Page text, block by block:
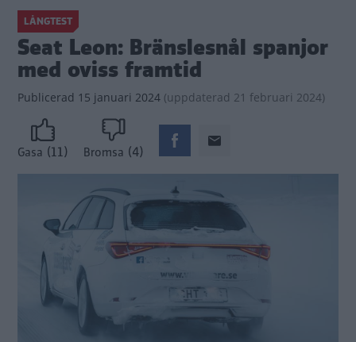
LÅNGTEST
Seat Leon: Bränslesnål spanjor
med oviss framtid
Publicerad 15 januari 2024 (uppdaterad 21 februari 2024)
Gasa (11) Bromsa (4)